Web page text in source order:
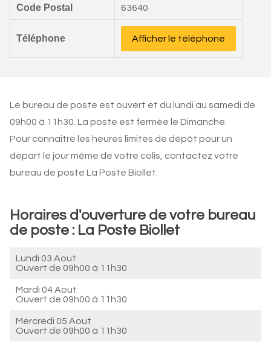
Code Postal 63640
Téléphone Afficher le téléphone
Le bureau de poste est ouvert et du lundi au samedi de
09h00 à 11h30. La poste est fermée le Dimanche.
Pour connaitre les heures limites de dépôt pour un
départ le jour même de votre colis, contactez votre
bureau de poste La Poste Biollet.
Horaires d'ouverture de votre bureau
de poste : La Poste Biollet
Lundi 03 Aout
Ouvert de 09h00 à 11h30
Mardi 04 Aout
Ouvert de 09h00 à 11h30
Mercredi 05 Aout
Ouvert de 09h00 à 11h30